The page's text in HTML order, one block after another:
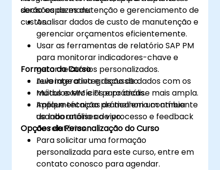
decisões de manutenção e gerenciamento de
custos.
serão capazes de:
Analisar dados de custo de manutenção e
gerenciar orçamentos eficientemente.
Usar as ferramentas de relatório SAP PM
para monitorar indicadores-chave e
gerar relatórios personalizados.
Leverage a integração de dados com os
módulos MM e FI para análise mais ampla.
Aplique técnicas de melhoria contínua
usando análises de processo e feedback
de relatórios.
Formato do Curso
Aula interativa e discussão.
Muitos exercícios e práticas.
Implementação prática em um ambiente
de laboratório ao vivo.
Opções de Personalização do Curso
Para solicitar uma formação
personalizada para este curso, entre em
contato conosco para agendar.